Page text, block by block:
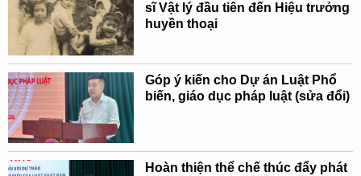
sĩ Vật lý đầu tiên đến Hiệu trưởng
huyền thoại
Góp ý kiến cho Dự án Luật Phổ
biến, giáo dục pháp luật (sửa đổi)
Hoàn thiện thể chế thúc đẩy phát